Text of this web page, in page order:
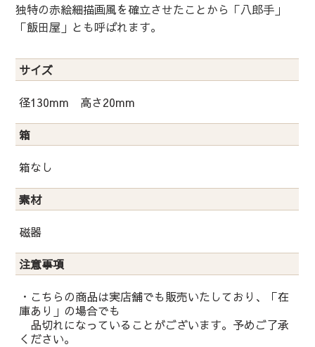
独特の赤絵細描画風を確立させたことから「八郎手」
「飯田屋」とも呼ばれます。
サイズ
径130mm 高さ20mm
箱
箱なし
素材
磁器
注意事項
・こちらの商品は実店舗でも販売いたしており、「在
庫あり」の場合でも
品切れになっていることがございます。予めご了承
ください。